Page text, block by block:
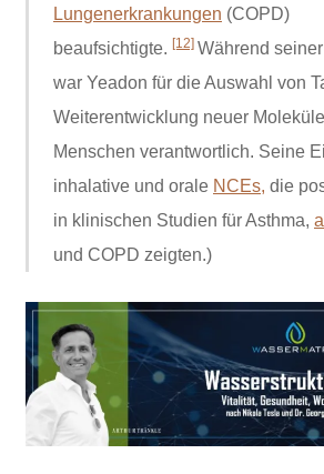
Lungenerkrankungen (COPD)
beaufsichtigte. [12] Während
war Yeadon für die Auswahl von
Weiterentwicklung neuer
Menschen verantwortlich. Seine
inhalative und orale NCEs, die
in klinischen Studien für Asthma,
und COPD zeigten.)